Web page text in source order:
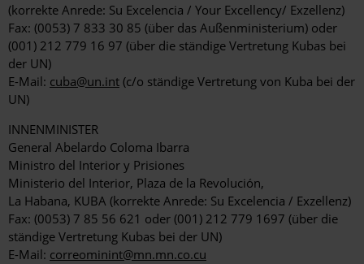
(korrekte Anrede: Su Excelencia / Your Excellency/ Exzellenz)
Fax: (0053) 7 833 30 85 (über das Außenministerium) oder
(001) 212 779 16 97 (über die ständige Vertretung Kubas bei
der UN)
E-Mail: cuba@un.int (c/o ständige Vertretung von Kuba bei der
UN)
INNENMINISTER
General Abelardo Coloma Ibarra
Ministro del Interior y Prisiones
Ministerio del Interior, Plaza de la Revolución,
La Habana, KUBA (korrekte Anrede: Su Excelencia / Exzellenz)
Fax: (0053) 7 85 56 621 oder (001) 212 779 1697 (über die
ständige Vertretung Kubas bei der UN)
E-Mail: correominint@mn.mn.co.cu